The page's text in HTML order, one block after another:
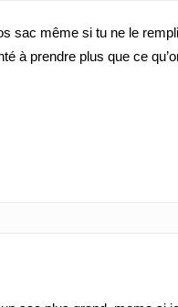
sac même si tu ne le
à prendre plus que ce